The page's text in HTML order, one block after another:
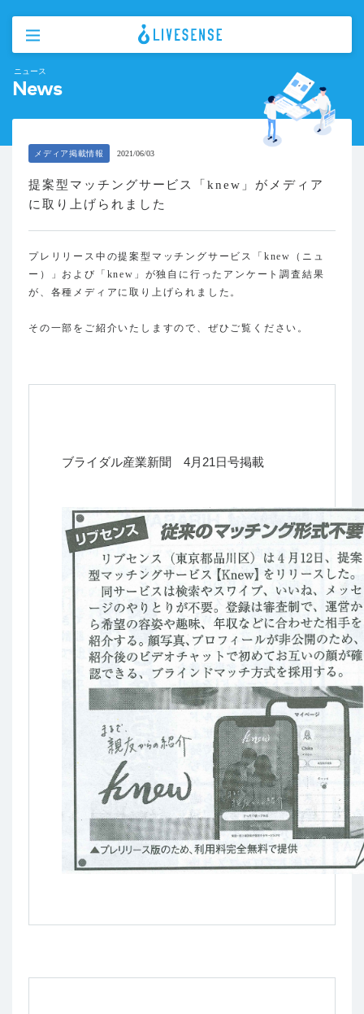
ニュース
News
メディア掲載情報 2021/06/03
提案型マッチングサービス「knew」がメディア
に取り上げられました
プレリリース中の提案型マッチングサービス「knew（ニュ
ー）」および「knew」が独自に行ったアンケート調査結果
が、各種メディアに取り上げられました。
その一部をご紹介いたしますので、ぜひご覧ください。
ブライダル産業新聞 4月21日号掲載